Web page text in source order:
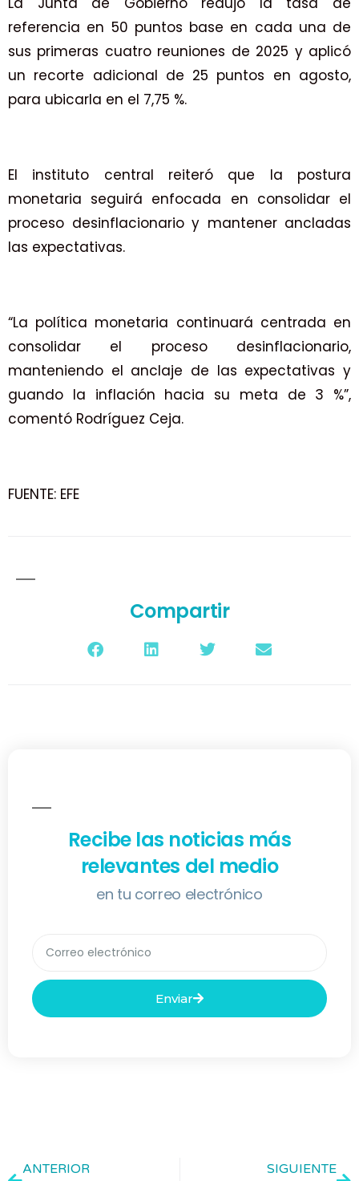
referencia en 50 puntos base en cada una de
sus primeras cuatro reuniones de 2025 y aplicó
un recorte adicional de 25 puntos en agosto,
para ubicarla en el 7,75 %.
El instituto central reiteró que la postura
monetaria seguirá enfocada en consolidar el
proceso desinflacionario y mantener ancladas
las expectativas.
“La política monetaria continuará centrada en
consolidar el proceso desinflacionario,
manteniendo el anclaje de las expectativas y
guando la inflación hacia su meta de 3 %”,
comentó Rodríguez Ceja.
FUENTE: EFE
Compartir
Recibe las noticias más
relevantes del medio
en tu correo electrónico
Enviar
ANTERIOR SIGUIENTE